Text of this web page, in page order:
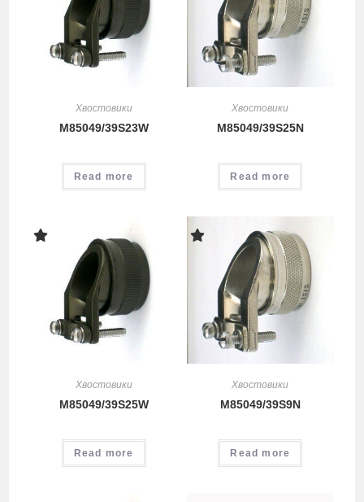
Хвостовики
M85049/39S23W
Read more
Хвостовики
M85049/39S25N
Read more
Хвостовики
M85049/39S25W
Read more
Хвостовики
M85049/39S9N
Read more